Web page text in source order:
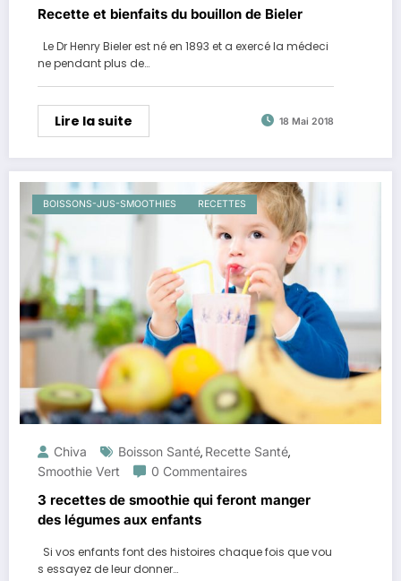
Recette et bienfaits du bouillon de Bieler
Le Dr Henry Bieler est né en 1893 et a exercé la médeci
ne pendant plus de…
Lire la suite 18 Mai 2018
BOISSONS-JUS-SMOOTHIES RECETTES
Chiva Boisson Santé, Recette Santé,
Smoothie Vert
0 Commentaires
3 recettes de smoothie qui feront manger
des légumes aux enfants
Si vos enfants font des histoires chaque fois que vou
s essayez de leur donner…